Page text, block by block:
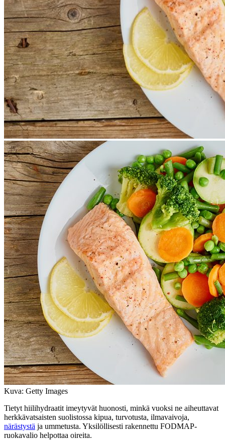
Kuva: Getty Images
Tietyt hiilihydraatit imeytyvät huonosti, minkä vuoksi ne aiheuttavat
herkkävatsaisten suolistossa kipua, turvotusta, ilmavaivoja,
närästystä ja ummetusta. Yksilöllisesti rakennettu FODMAP-
ruokavalio helpottaa oireita.